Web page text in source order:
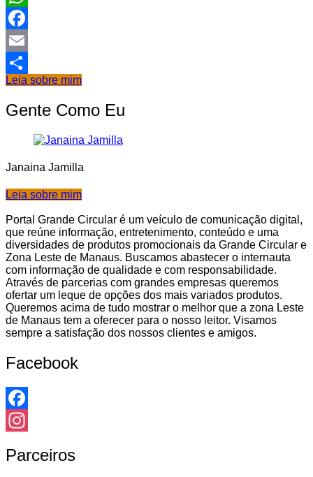
WhatsApp
Facebook
Email
Share
Leia sobre mim
Gente Como Eu
Janaina Jamilla
Leia sobre mim
Portal Grande Circular é um veículo de comunicação digital,
que reúne informação, entretenimento, conteúdo e uma
diversidades de produtos promocionais da Grande Circular e
Zona Leste de Manaus. Buscamos abastecer o internauta
com informação de qualidade e com responsabilidade.
Através de parcerias com grandes empresas queremos
ofertar um leque de opções dos mais variados produtos.
Queremos acima de tudo mostrar o melhor que a zona Leste
de Manaus tem a oferecer para o nosso leitor. Visamos
sempre a satisfação dos nossos clientes e amigos.
Facebook
Facebook
Parceiros